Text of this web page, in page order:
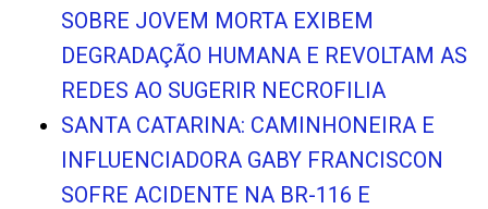
SOBRE JOVEM MORTA EXIBEM
DEGRADAÇÃO HUMANA E REVOLTAM AS
REDES AO SUGERIR NECROFILIA
SANTA CATARINA: CAMINHONEIRA E
INFLUENCIADORA GABY FRANCISCON
SOFRE ACIDENTE NA BR-116 E